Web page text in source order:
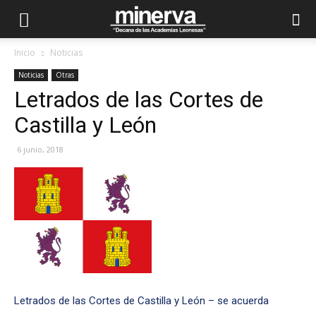
Inicio Noticias
Noticias Otras
Letrados de las Cortes de
Castilla y León
6 junio, 2018
Letrados de las Cortes de Castilla y León – se acuerda